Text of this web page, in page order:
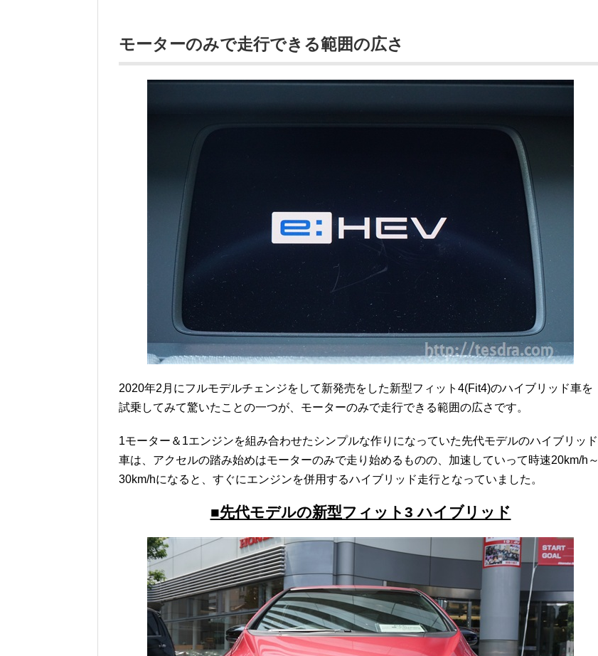
モーターのみで走行できる範囲の広さ
2020年2月にフルモデルチェンジをして新発売をした新型フィット4(Fit4)のハイブリッド車を
試乗してみて驚いたことの一つが、モーターのみで走行できる範囲の広さです。
1モーター＆1エンジンを組み合わせたシンプルな作りになっていた先代モデルのハイブリッド
車は、アクセルの踏み始めはモーターのみで走り始めるものの、加速していって時速20km/h～
30km/hになると、すぐにエンジンを併用するハイブリッド走行となっていました。
■先代モデルの新型フィット3 ハイブリッド